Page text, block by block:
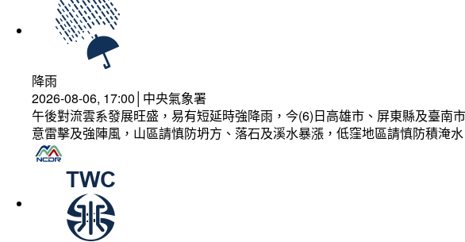
降雨
2026-08-06, 17:00│中央氣象署
午後對流雲系發展旺盛，易有短延時強降雨，今(6)日高雄市、屏東縣及臺
意雷擊及強陣風，山區請慎防坍方、落石及溪水暴漲，低窪地區請慎防積淹水